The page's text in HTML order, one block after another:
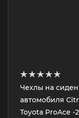
Чехлы на
автомобиля
Toyota ProAce -